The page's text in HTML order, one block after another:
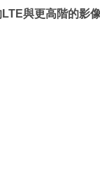
LTE與更高階的影